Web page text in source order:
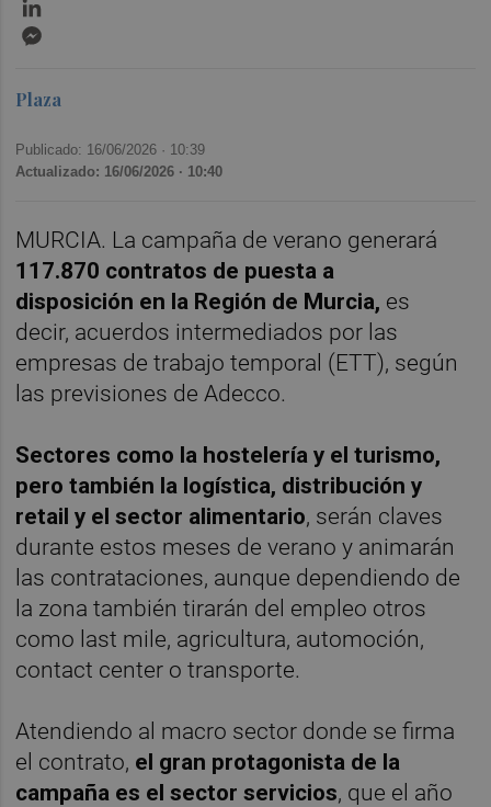
Plaza
Publicado: 16/06/2026 · 10:39
Actualizado: 16/06/2026 · 10:40
MURCIA. La campaña de verano generará
117.870 contratos de puesta a
disposición en la Región de Murcia, es
decir, acuerdos intermediados por las
empresas de trabajo temporal (ETT), según
las previsiones de Adecco.
Sectores como la hostelería y el turismo,
pero también la logística, distribución y
retail y el sector alimentario, serán claves
durante estos meses de verano y animarán
las contrataciones, aunque dependiendo de
la zona también tirarán del empleo otros
como last mile, agricultura, automoción,
contact center o transporte.
Atendiendo al macro sector donde se firma
el contrato, el gran protagonista de la
campaña es el sector servicios, que el año